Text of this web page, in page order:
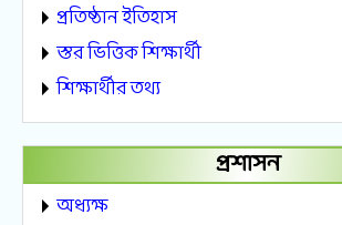
প্রতিষ্ঠান ইতিহাস
স্তর ভিত্তিক শিক্ষার্থী
শিক্ষার্থীর তথ্য
প্রশাসন
অধ্যক্ষ